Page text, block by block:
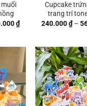
₫Khoảng
giá:
đến
560.000 ₫
Cupcake
trang trí
240.000₫ –